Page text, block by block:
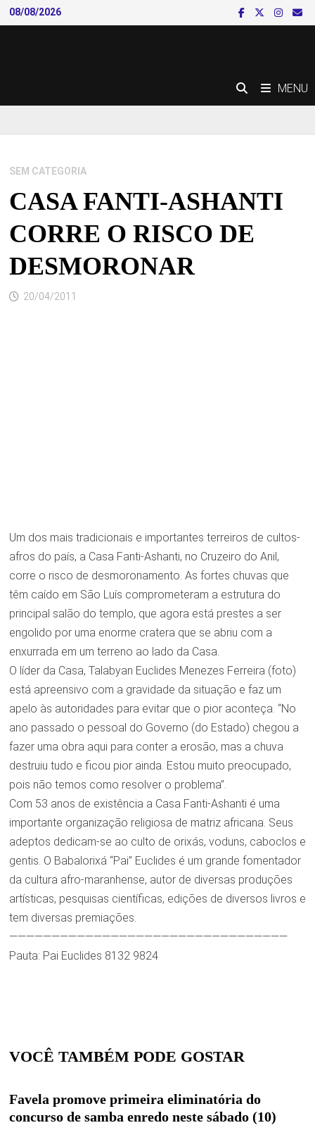
Skip
to
08/08/2026
MENU
SEM CATEGORIA
CASA FANTI-ASHANTI
CORRE O RISCO DE
DESMORONAR
20/04/2011
Um dos mais tradicionais e importantes terreiros de cultos-
afros do país, a Casa Fanti-Ashanti, no Cruzeiro do Anil,
corre o risco de desmoronamento. As fortes chuvas que
têm caído em São Luís comprometeram a estrutura do
principal salão do templo, que agora está prestes a ser
engolido por uma enorme cratera que se abriu com a
enxurrada em um terreno ao lado da Casa.
O líder da Casa, Talabyan Euclides Menezes Ferreira (foto)
está apreensivo com a gravidade da situação e faz um
apelo às autoridades para evitar que o pior aconteça. “No
ano passado o pessoal do Governo (do Estado) chegou a
fazer uma obra aqui para conter a erosão, mas a chuva
destruiu tudo e ficou pior ainda. Estou muito preocupado,
pois não temos como resolver o problema”.
Com 53 anos de existência a Casa Fanti-Ashanti é uma
importante organização religiosa de matriz africana. Seus
adeptos dedicam-se ao culto de orixás, voduns, caboclos e
gentis. O Babalorixá “Pai” Euclides é um grande fomentador
da cultura afro-maranhense, autor de diversas produções
artísticas, pesquisas científicas, edições de diversos livros e
tem diversas premiações.
—————————————————————————————————
Pauta: Pai Euclides 8132 9824
VOCÊ TAMBÉM PODE GOSTAR
Favela promove primeira eliminatória do
concurso de samba enredo neste sábado (10)